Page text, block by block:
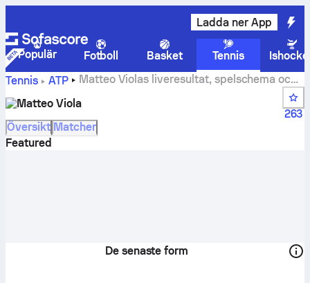
Ladda ner App
Populär Fotboll Basket Tennis
Tennis
ATP
Matteo Violas liveresultat, spelschema och
Matteo Viola
263
Översikt Matcher
Featured
De senaste form